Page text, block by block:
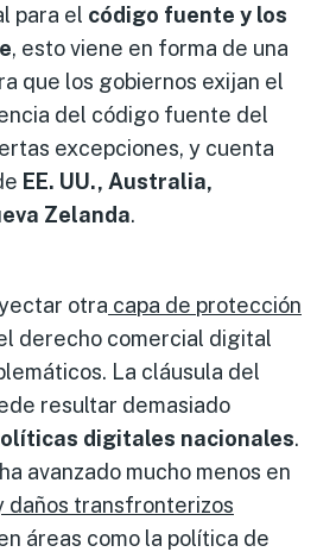
para el código fuente y los
, esto viene en forma de una
que los gobiernos exijan el
del código fuente del
excepciones, y cuenta
EE. UU., Australia,
Zelanda.
otra capa de protección
derecho comercial digital
La cláusula del
resultar demasiado
digitales nacionales.
avanzado mucho menos en
daños transfronterizos
áreas como la política de